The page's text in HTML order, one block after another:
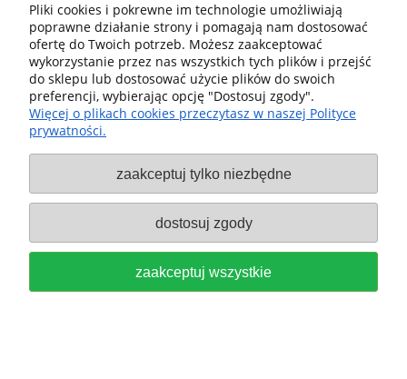
Moje konto
Gwarancja i zwroty
Sklep fx-shop24.com | ul. Henryka Pobożnego 10, Krosno
Odrzańskie 66-600, woj. lubuskie | tel:607544533| email:
pokaż pełną wersję strony
Sklep internetowy Shoper Premium
Pliki cookies i pokrewne im technologie umożliwiają
poprawne działanie strony i pomagają nam dostosować
ofertę do Twoich potrzeb. Możesz zaakceptować
wykorzystanie przez nas wszystkich tych plików i przejść
do sklepu lub dostosować użycie plików do swoich
preferencji, wybierając opcję "Dostosuj zgody".
Więcej o plikach cookies przeczytasz w naszej Polityce
prywatności.
zaakceptuj tylko niezbędne
dostosuj zgody
zaakceptuj wszystkie